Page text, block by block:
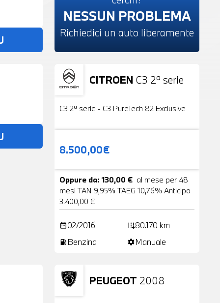
NESSUN PROBLEMA
Richiedici un auto liberamente
CITROEN C3 2ª serie
Usato 19 Foto
C3 2ª serie - C3 PureTech 82 Exclusive
8.500,00€
Oppure da: 130,00 € al mese per 48
mesi TAN 9,95% TAEG 10,76% Anticipo
3.400,00 €
date_range02/2016 add_road80.170 km
local_gas_station Benzina settingsManuale
PEUGEOT 2008
Usato